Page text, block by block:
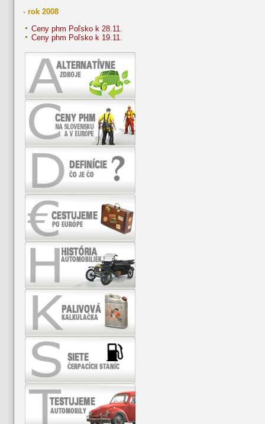
- rok 2008
Ceny phm Poľsko k 28.11.
Ceny phm Poľsko k 19.11.